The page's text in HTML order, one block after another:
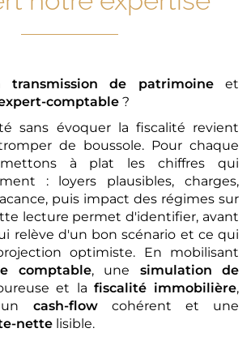
transmission de patrimoineet
comptable ?
sans évoquer la fiscalité revient
de boussole. Pour chaque
à plat les chiffres qui
: loyers plausibles, charges,
puis impact des régimes sur
lecture permet d'identifier, avant
relève d'un bon scénario et ce qui
optimiste. En mobilisant
comptable, une simulation de
et lafiscalité immobilière,
un cash-flowcohérent et une
nette lisible.